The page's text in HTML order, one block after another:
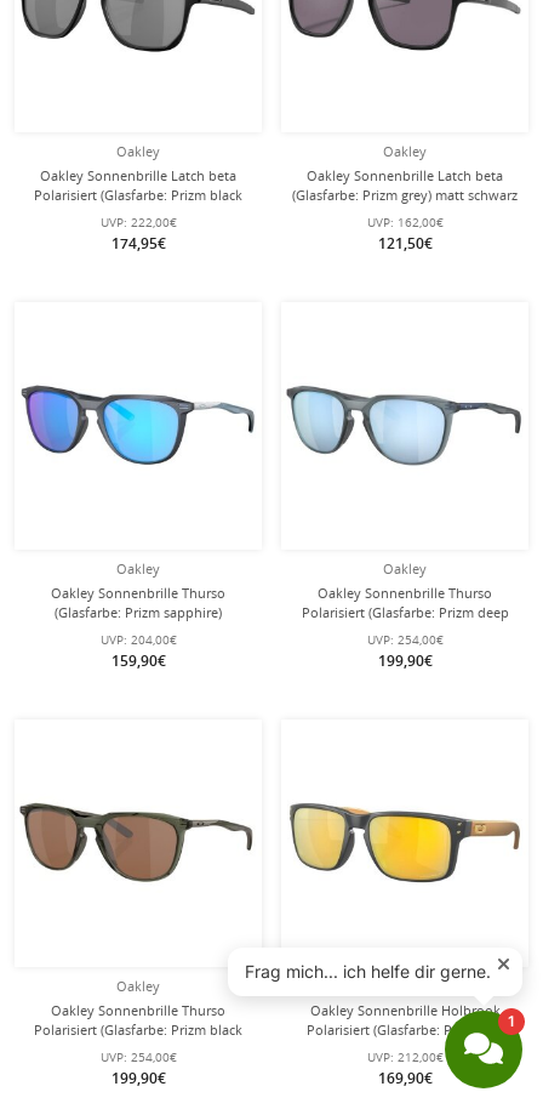
Oakley
Oakley Sonnenbrille Latch beta
Polarisiert (Glasfarbe: Prizm black
polarized) matt schwarz - 1 Brille
UVP: 222,00€
174,95€
Oakley
Oakley Sonnenbrille Latch beta
(Glasfarbe: Prizm grey) matt schwarz
- 1 Brille
UVP: 162,00€
121,50€
Oakley
Oakley Sonnenbrille Thurso
(Glasfarbe: Prizm sapphire)
stahlblau - 1 Brille
UVP: 204,00€
159,90€
Oakley
Oakley Sonnenbrille Thurso
Polarisiert (Glasfarbe: Prizm deep
water polarized) matt kristallschwarz
- 1 Brille
UVP: 254,00€
199,90€
Oakley
Oakley Sonnenbrille Thurso
Polarisiert (Glasfarbe: Prizm black
polarized) olive ink - 1 Brille
UVP: 254,00€
199,90€
Oakley Sonnenbrille Holbrook
Polarisiert (Glasfarbe: Prizm 24k
polarized) matt carbongrau - 1 Brille
UVP: 212,00€
169,90€